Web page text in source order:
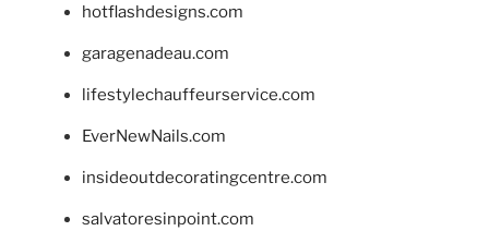
hotflashdesigns.com
garagenadeau.com
lifestylechauffeurservice.com
EverNewNails.com
insideoutdecoratingcentre.com
salvatoresinpoint.com